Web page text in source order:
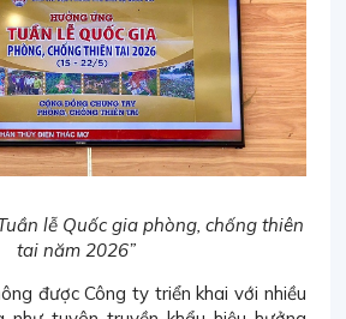
lễ Quốc gia phòng, chống thiên
tai năm 2026”
được Công ty triển khai với nhiều